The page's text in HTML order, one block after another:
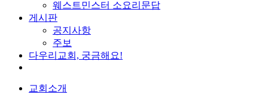
웨스트민스터 소요리문답
게시판
공지사항
주보
다우리교회, 궁금해요!
교회소개